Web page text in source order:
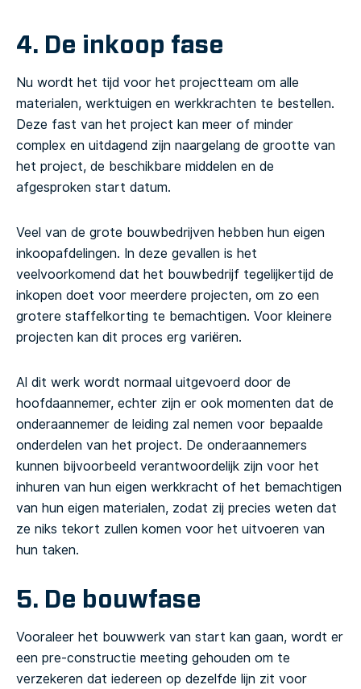
4. De inkoop fase
Nu wordt het tijd voor het projectteam om alle
materialen, werktuigen en werkkrachten te bestellen.
Deze fast van het project kan meer of minder
complex en uitdagend zijn naargelang de grootte van
het project, de beschikbare middelen en de
afgesproken start datum.
Veel van de grote bouwbedrijven hebben hun eigen
inkoopafdelingen. In deze gevallen is het
veelvoorkomend dat het bouwbedrijf tegelijkertijd de
inkopen doet voor meerdere projecten, om zo een
grotere staffelkorting te bemachtigen. Voor kleinere
projecten kan dit proces erg variëren.
Al dit werk wordt normaal uitgevoerd door de
hoofdaannemer, echter zijn er ook momenten dat de
onderaannemer de leiding zal nemen voor bepaalde
onderdelen van het project. De onderaannemers
kunnen bijvoorbeeld verantwoordelijk zijn voor het
inhuren van hun eigen werkkracht of het bemachtigen
van hun eigen materialen, zodat zij precies weten dat
ze niks tekort zullen komen voor het uitvoeren van
hun taken.
5. De bouwfase
Vooraleer het bouwwerk van start kan gaan, wordt er
een pre-constructie meeting gehouden om te
verzekeren dat iedereen op dezelfde lijn zit voor